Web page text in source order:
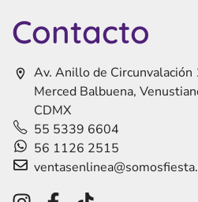
Contacto
Av. Anillo de Circunvalación
Merced Balbuena,
CDMX
55 5339 6604
56 1126 2515